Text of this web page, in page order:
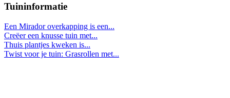
Tuininformatie
Een Mirador overkapping is een...
Creëer een knusse tuin met...
Thuis plantjes kweken is...
Twist voor je tuin: Grasrollen met...